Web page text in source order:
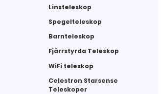
Linsteleskop
Spegelteleskop
Barnteleskop
Fjärrstyrda Teleskop
WiFi teleskop
Celestron Starsense
Teleskoper